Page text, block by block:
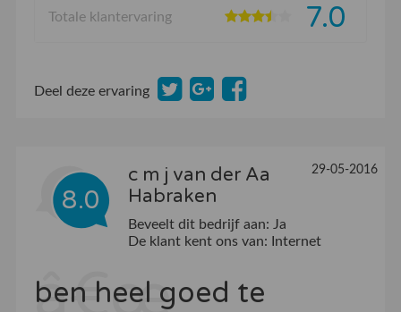
Totale klantervaring 7.0
Deel deze ervaring
8.0
c m j van der Aa
Habraken
29-05-2016
Beveelt dit bedrijf aan: Ja
De klant kent ons van:
Internet
ben heel goed te